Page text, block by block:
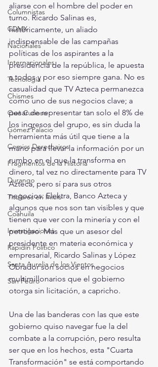
Columnistas
CDMX
Nacionales
Internacionales
Tecnología
Chismes
Qué Curioso
Gómez Palacio
Comics Derechairos
Fragmentos de la Historia
Durango
Titulares en Inicio
Coahuila
Investigaciones
Rapidín Político
Santa Aurelia de los Vientos
San Pedro
aliarse con el hombre del poder en
turno. Ricardo Salinas es,
históricamente, un aliado
indispensable de las campañas
políticas de los aspirantes a la
presidencia de la república, le apuesta
a todos y por eso siempre gana. No es
casualidad que TV Azteca permanezca
como uno de sus negocios clave; a
pesar de representar tan solo el 8% de
los ingresos del grupo, es sin duda la
herramienta más útil que tiene a la
mano para llevar la información por un
rumbo en el que la transforma en
dinero, tal vez no directamente para TV
Azteca, pero sí para sus otros
negocios: Elektra, Banco Azteca y
algunos que nos son tan visibles y que
tienen que ver con la minería y con el
petroleo. Más que un asesor del
presidente en materia económica y
empresarial, Ricardo Salinas y López
Obrador son socios en negocios
multimillonarios que el gobierno
otorga sin licitación, a capricho.
Una de las banderas con las que este
gobierno quiso navegar fue la del
combate a la corrupción, pero resulta
ser que en los hechos, esta "Cuarta
Transformación" se está comportando